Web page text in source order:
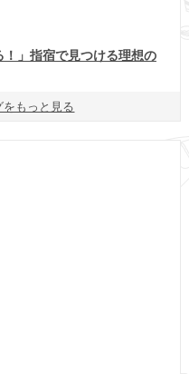
！」指宿で見つける理想の
もっと見る